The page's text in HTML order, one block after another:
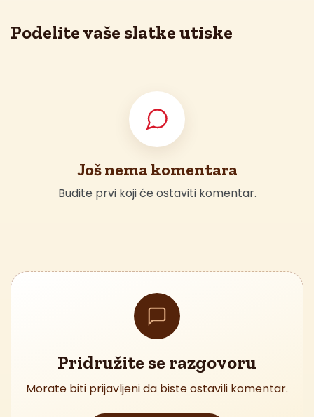
Podelite vaše slatke utiske
Još nema komentara
Budite prvi koji će ostaviti komentar.
Pridružite se razgovoru
Morate biti prijavljeni da biste ostavili komentar.